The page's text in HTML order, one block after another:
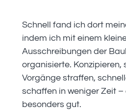
Schnell fand ich dort
indem ich mit einem
Ausschreibungen der
organisierte. Konzipieren,
Vorgänge straffen,
schaffen in weniger Zeit –
besonders gut.